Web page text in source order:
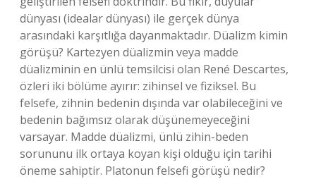
dünyası (idealar dünyası) ile gerçek dünya
arasındaki karşıtlığa dayanmaktadır. Düalizm kimin
görüşü? Kartezyen düalizmin veya madde
düalizminin en ünlü temsilcisi olan René Descartes,
özleri iki bölüme ayırır: zihinsel ve fiziksel. Bu
felsefe, zihnin bedenin dışında var olabileceğini ve
bedenin bağımsız olarak düşünemeyeceğini
varsayar. Madde düalizmi, ünlü zihin-beden
sorununu ilk ortaya koyan kişi olduğu için tarihi
öneme sahiptir. Platonun felsefi görüşü nedir?